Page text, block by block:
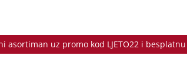
uz promo kod LJETO22 i